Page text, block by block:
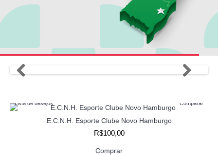
Lista de desejos Comparar
E.C.N.H. Esporte Clube Novo Hamburgo
R$100,00
Comprar